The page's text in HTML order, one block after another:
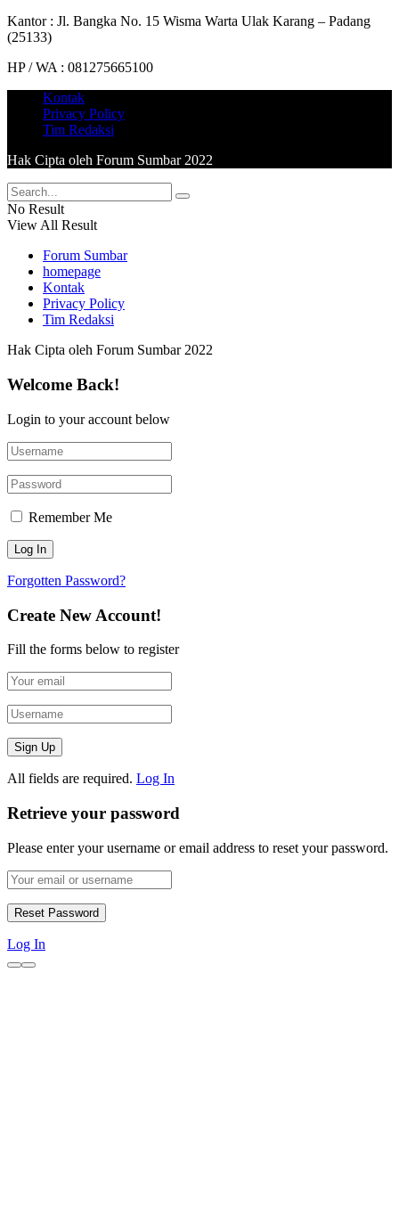
Kantor : Jl. Bangka No. 15 Wisma Warta Ulak Karang – Padang
(25133)
HP / WA : 081275665100
Kontak
Privacy Policy
Tim Redaksi
Hak Cipta oleh Forum Sumbar 2022
No Result
View All Result
Forum Sumbar
homepage
Kontak
Privacy Policy
Tim Redaksi
Hak Cipta oleh Forum Sumbar 2022
Welcome Back!
Login to your account below
Remember Me
Forgotten Password?
Create New Account!
Fill the forms below to register
All fields are required. Log In
Retrieve your password
Please enter your username or email address to reset your password.
Log In